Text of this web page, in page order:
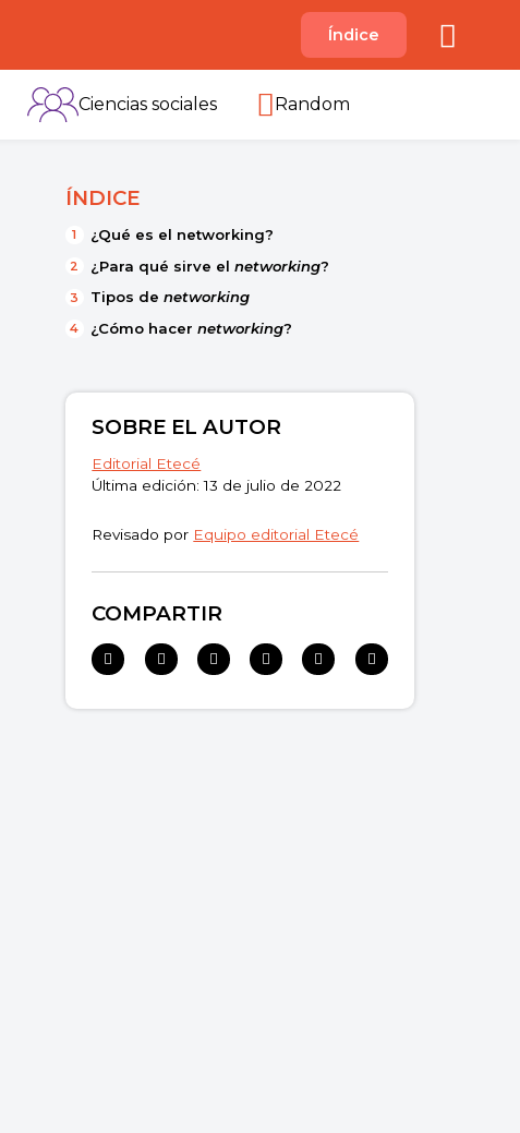
B C
Índice
Ciencias sociales Random
ÍNDICE
¿Qué es el networking?
¿Para qué sirve el networking?
Tipos de networking
¿Cómo hacer networking?
SOBRE EL AUTOR
Editorial Etecé
Última edición: 13 de julio de 2022
Revisado por Equipo editorial Etecé
COMPARTIR